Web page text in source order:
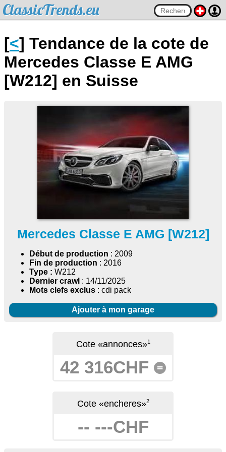
ClassicTrends.eu
[<] Tendance de la cote de
Mercedes Classe E AMG
[W212] en Suisse
Mercedes Classe E AMG [W212]
Début de production : 2009
Fin de production : 2016
Type : W212
Dernier crawl : 14/11/2025
Mots clefs exclus : cdi pack
Ajouter à mon garage
Cote «annonces»1
42 316CHF =
Cote «encheres»2
-- ---CHF